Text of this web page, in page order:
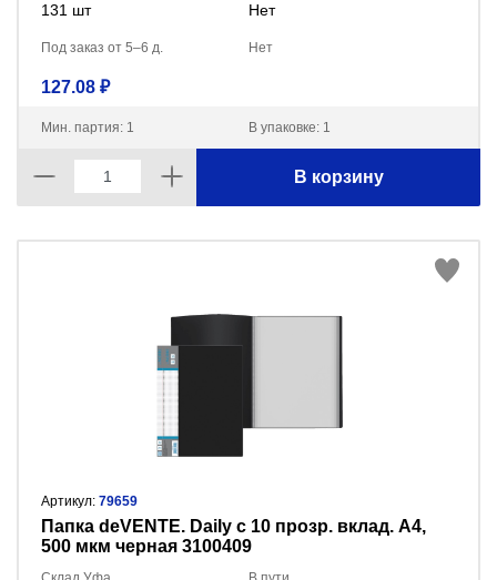
131 шт Нет
Под заказ от 5–6 д. Нет
127.08 ₽
Мин. партия: 1 В упаковке: 1
В корзину
Артикул: 79659
Папка deVENTE. Daily с 10 прозр. вклад. A4,
500 мкм черная 3100409